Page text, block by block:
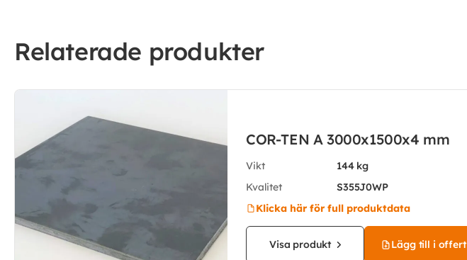
Relaterade produkter
COR-TEN A 3000x1500x4 mm
Vikt
144 kg
Kvalitet
S355J0WP
Klicka här för full produktdata
Visa produkt Lägg till i offert